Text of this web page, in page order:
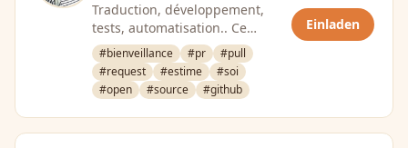
Traduction, développement,
tests, automatisation.. Ce
touche à tout profite aujourd’hui
à la tribu IARD Entreprise Axa …
#bienveillance #pr
#pull
#request
#estime
#soi
#open
#source #github
Einladen